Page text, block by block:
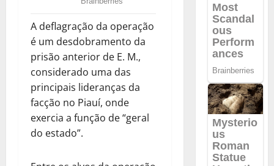
A deflagração da operação
é um desdobramento da
prisão anterior de E. M.,
considerado uma das
principais lideranças da
facção no Piauí, onde
exercia a função de “geral
do estado”.